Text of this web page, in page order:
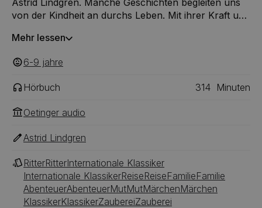
Astrid Lindgren. Manche Geschichten begleiten uns
von der Kindheit an durchs Leben. Mit ihrer Kraft und
Löwenherz, Ronja Räubertochter und Mio mein Mio
Trost.
Mehr lessen
6-9 ‎‎ jahre
Hörbuch 314 Minuten
Oetinger audio
Astrid Lindgren
RitterRitterInternationale Klassiker
Internationale KlassikerReiseReiseFamilieFamilie
AbenteuerAbenteuerMutMutMärchenMärchen
KlassikerKlassikerZaubereiZauberei